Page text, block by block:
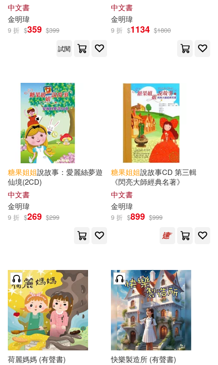
配送方式 (可複選)
可海外宅配(19)
可港澳店取(18)
可新加坡店取(18)
可菲律賓店取(18)
其他
作者/演唱/譯/編/繪(188)
價格
範圍
中文書
金明瑋
9 折 $359 $399
試閱
中文書
金明瑋
9 折 $1134 $1800
糖果姐姐說故事：愛麗絲夢遊
仙境(2CD)
中文書
金明瑋
9 折 $269 $299
糖果姐姐說故事CD 第三輯
《閃亮大師經典名著》
中文書
金明瑋
9 折 $899 $999
荷麗媽媽 (有聲書)
快樂製造所 (有聲書)